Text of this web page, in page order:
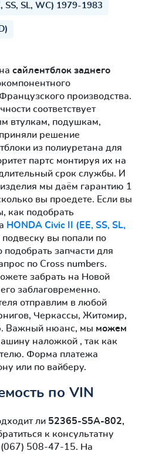
SS, SL, WC) 1979-1983
сайлентблок заднего
производства.
соответствует
втулкам, подушкам,
решение
из полиуретана для
партс монтируя их на
срок службы. И
мы даём гарантию 1
вы проедете. Если вы
как подобрать
HONDA Civic II (EE, SS, SL,
подвеску вы попали по
подобрать запчасти для
по Cross numbers.
забрать на Новой
заблаговременно.
отправлим в любой
Черкассы, Житомир,
Важный нюанс, мы можем
наложкой , так как
Форма платежа
или по вайберу.
по VIN
ли 52365-S5A-802,
к консультатну
(067) 508-47-15. На